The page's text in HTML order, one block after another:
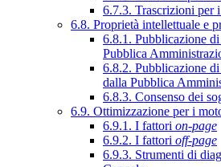
6.7.3. Trascrizioni per
6.8. Proprietà intellettuale e
6.8.1. Pubblicazione
Pubblica
6.8.2. Pubblicazione
dalla Pubblica
6.8.3. Consenso dei
6.9. Ottimizzazione per i
6.9.1. I fattori on-page
6.9.2. I fattori off-page
6.9.3. Strumenti di